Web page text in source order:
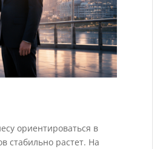
ориентироваться в
стабильно растет. На